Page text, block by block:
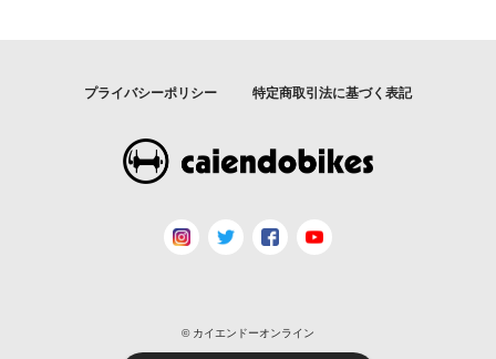
プライバシーポリシー 特定商取引法に基づく表記
© カイエンドーオンライン